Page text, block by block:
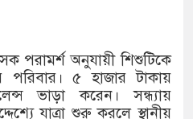
হামের উপসর্গে আরও ৬ প্রাণহানি,
অবশেষে পদত্যাগ করলেন ভারতের
পরামর্শ অনুযায়ী শিশুটিকে
পরিবার। ৫ হাজার টাকায়
ভাড়া করেন। সন্ধ্যায়
যাত্রা শুরু করলে স্থানীয়